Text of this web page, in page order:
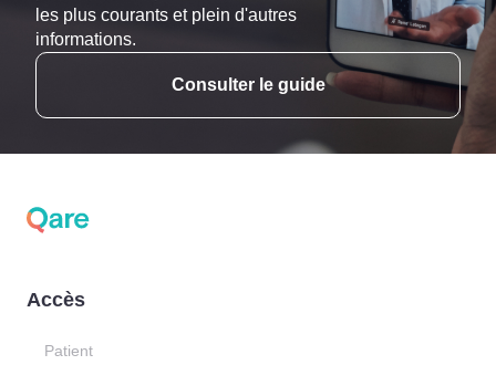
les plus courants et plein d'autres
informations.
Consulter le guide
Accès
Patient